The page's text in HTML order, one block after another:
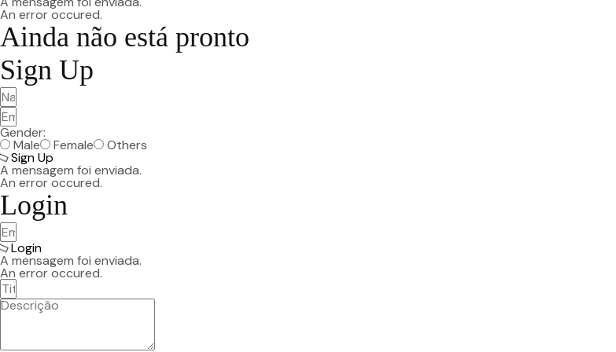
An error occured.
Ainda não está pronto
Sign Up
Gender:
Male Female Others
Sign Up
A mensagem foi enviada.
An error occured.
Login
Login
A mensagem foi enviada.
An error occured.